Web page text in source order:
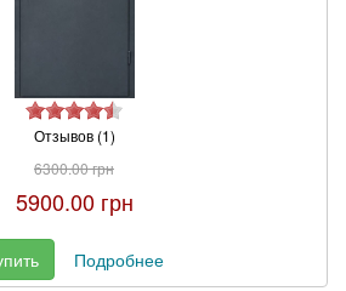
Отзывов (1)
6300.00 грн
5900.00 грн
Подробнее